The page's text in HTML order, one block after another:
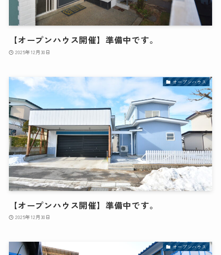
【オープンハウス開催】準備中です。
2025年12月30日
オープンハウス
【オープンハウス開催】準備中です。
2025年12月30日
オープンハウス